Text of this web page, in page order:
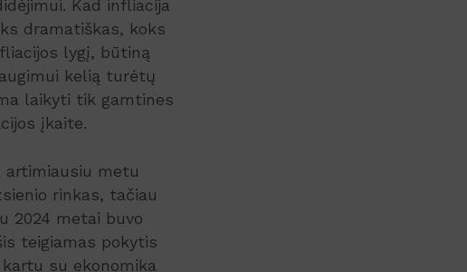
Kad infliacija
dramatiškas, koks
lygį, būtiną
kelią turėtų
laikyti tik gamtines
įkaite.
metu
rinkas, tačiau
2024 metai buvo
teigiamas pokytis
su ekonomika